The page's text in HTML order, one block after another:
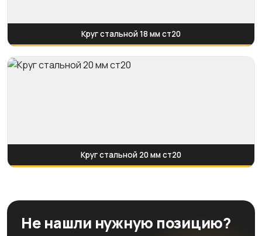
Круг стальной 18 мм ст20
Круг стальной 20 мм ст20
Не нашли нужную позицию?